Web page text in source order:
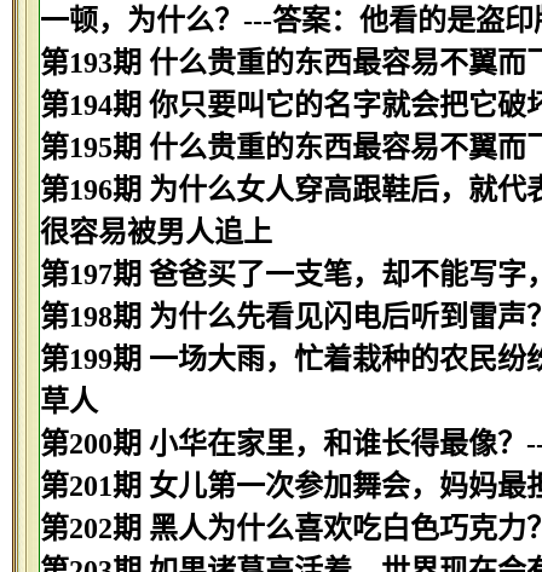
一顿，为什么？---答案：他看的是盗印
第193期 什么贵重的东西最容易不翼而
第194期 你只要叫它的名字就会把它
第195期 什么贵重的东西最容易不翼而
第196期 为什么女人穿高跟鞋后，就
很容易被男人追上
第197期 爸爸买了一支笔，却不能写
第198期 为什么先看见闪电后听到雷
第199期 一场大雨，忙着栽种的农民
草人
第200期 小华在家里，和谁长得最像？
第201期 女儿第一次参加舞会，妈妈
第202期 黑人为什么喜欢吃白色巧克